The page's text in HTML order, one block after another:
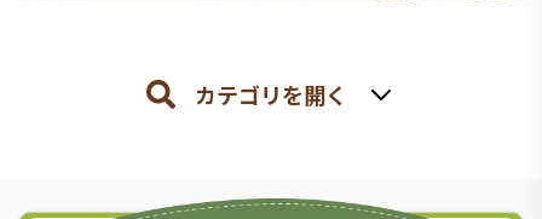
カテゴリを開く